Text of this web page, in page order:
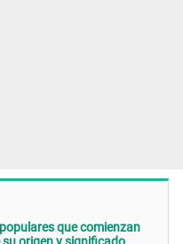
que comienzan
origen y significado